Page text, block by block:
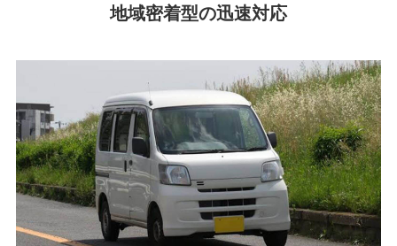
地域密着型の迅速対応